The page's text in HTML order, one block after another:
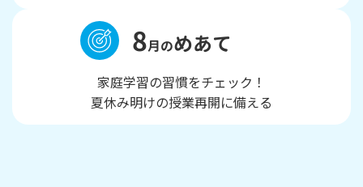
8月のめあて
家庭学習の習慣をチェック！
夏休み明けの授業再開に備える